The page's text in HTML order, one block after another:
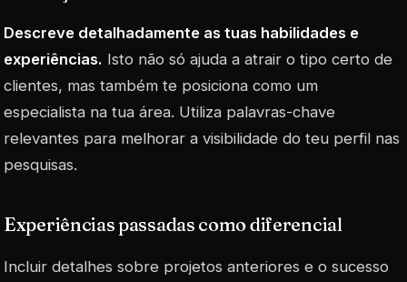
Descreve detalhadamente as tuas habilidades e
experiências. Isto não só ajuda a atrair o tipo certo de
clientes, mas também te posiciona como um
especialista na tua área. Utiliza palavras-chave
relevantes para melhorar a visibilidade do teu perfil nas
pesquisas.
Experiências passadas como diferencial
Incluir detalhes sobre projetos anteriores e o sucesso